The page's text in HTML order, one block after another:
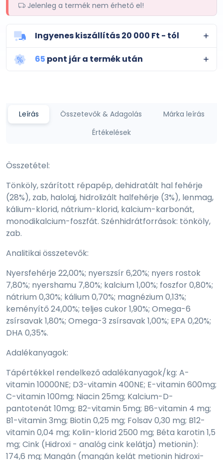
Jelenleg a termék nem érhető el!
Ingyenes kiszállítás 20 000 Ft - tól
65 pont jár a termék után
Leírás Összetevők & Adagolás
Márka leírás
Értékelések
Összetétel:
Tönköly, szárított répapép, dehidratált hal fehérje
(28%), zab, halolaj, hidrolizált halfehérje (3%), lenmag,
kálium-klorid, nátrium-klorid, kalcium-karbonát,
monodikalcium-foszfát. Szénhidrátforrások: tönköly,
zab.
Analitikai összetevők:
Nyersfehérje 22,00%; nyerszsír 6,20%; nyers rostok
7,80%; nyershamu 7,80%; kalcium 1,00%; foszfor 0,80%;
nátrium 0,30%; kálium 0,70%; magnézium 0,13%;
keményítő 24,00%; teljes cukor 1,90%; Omega-6
zsírsavak 1,80%; Omega-3 zsírsavak 1,00%; EPA 0,20%;
DHA 0,35%.
Adalékanyagok:
Tápértékkel rendelkező adalékanyagok/kg: A-
vitamin 10000NE; D3-vitamin 400NE; E-vitamin 600mg;
C-vitamin 100mg; Niacin 25mg; Kalcium-D-
pantotenát 10mg; B2-vitamin 5mg; B6-vitamin 4 mg;
B1-vitamin 3mg; Biotin 0,25 mg; Folsav 0,30 mg; B12-
vitamin 0,04 mg; Kolin-klorid 2500 mg; Béta karotin 1,5
mg; Cink (Hidroxi - analóg cink kelátja) metionin):
174,6 mg; Mangán (mangán kelát metionin hidroxi-